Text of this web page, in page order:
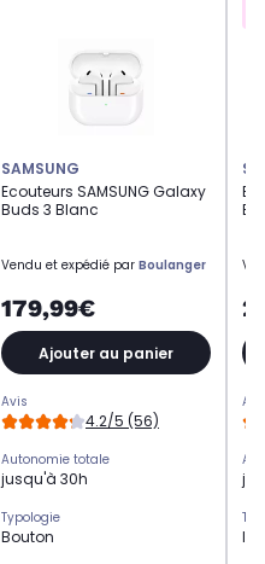
SAMSUNG
Ecouteurs SAMSUNG Galaxy
Buds 3 Blanc
Vendu et expédié par Boulanger
179,99€
Ajouter au panier
Avis
4.2/5 (56)
Autonomie totale
jusqu'à 30h
Typologie
Bouton